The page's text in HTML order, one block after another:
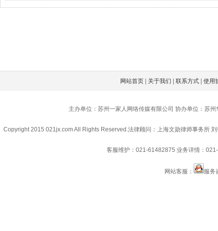
网站首页 关于我们 |联系方式 |使用
主办单位：苏州一家人网络传媒有限公司 协办单位：苏
Copyright 2015 021jx.com All Rights Reserved.法律顾问：上海文勋律师事务所
客服维护：021-61482875 业务详情：
网站客服： 服务